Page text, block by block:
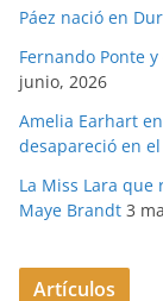
Páez nació en
Fernando Ponte
junio, 2026
Amelia Earhart
desapareció en
La Miss Lara
Maye Brandt 3
Artículos